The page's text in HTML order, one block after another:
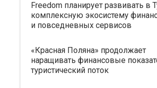
Freedom планирует развивать в
комплексную экосистему
и повседневных сервисов
«Красная Поляна» продолжает
наращивать финансовые
туристический поток